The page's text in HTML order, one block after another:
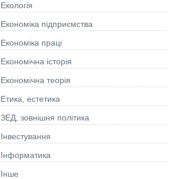
Екологія
Економіка підприємства
Економіка праці
Економічна історія
Економічна теорія
Етика, естетика
ЗЕД, зовнішня політика
Інвестування
Інформатика
Інше